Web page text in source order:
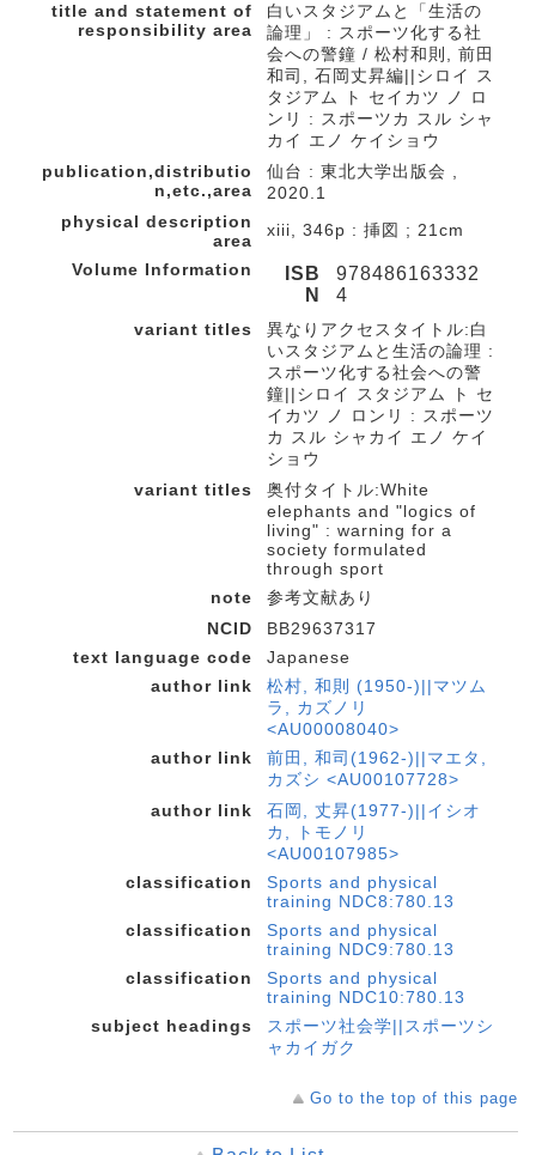
title and statement of
responsibility area
白いスタジアムと「生活の
論理」 : スポーツ化する社
会への警鐘 / 松村和則, 前田
和司, 石岡丈昇編||シロイ ス
タジアム ト セイカツ ノ ロ
ンリ : スポーツカ スル シャ
カイ エノ ケイショウ
publication,distributio
n,etc.,area
仙台 : 東北大学出版会 ,
2020.1
physical description
area
xiii, 346p : 挿図 ; 21cm
Volume Information
ISB
N
978486163332
4
variant titles
異なりアクセスタイトル:白
いスタジアムと生活の論理 :
スポーツ化する社会への警
鐘||シロイ スタジアム ト セ
イカツ ノ ロンリ : スポーツ
カ スル シャカイ エノ ケイ
ショウ
variant titles
奥付タイトル:White
elephants and "logics of
living" : warning for a
society formulated
through sport
note
参考文献あり
NCID
BB29637317
text language code
Japanese
author link
松村, 和則 (1950-)||マツム
ラ, カズノリ
<AU00008040>
author link
前田, 和司(1962-)||マエタ,
カズシ <AU00107728>
author link
石岡, 丈昇(1977-)||イシオ
カ, トモノリ
<AU00107985>
classification
Sports and physical
training NDC8:780.13
classification
Sports and physical
training NDC9:780.13
classification
Sports and physical
training NDC10:780.13
subject headings
スポーツ社会学||スポーツシ
ャカイガク
Go to the top of this page